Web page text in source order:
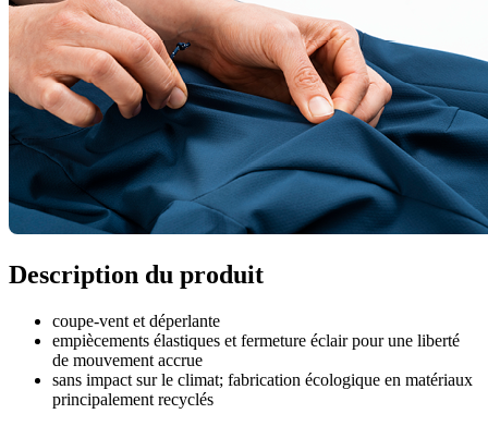
Description du produit
coupe-vent et déperlante
empiècements élastiques et fermeture éclair pour une liberté
de mouvement accrue
sans impact sur le climat; fabrication écologique en matériaux
principalement recyclés